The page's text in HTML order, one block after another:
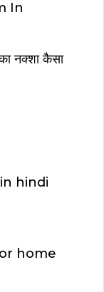
In
नक्शा कैसा
hindi
home